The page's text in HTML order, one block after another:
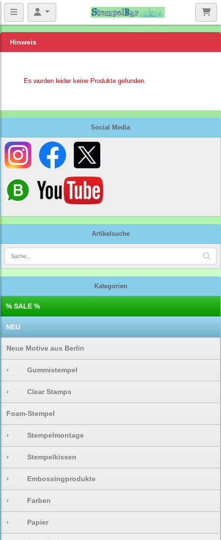
Social Media
Artikelsuche
Kategorien
% SALE %
NEU
Neue Motive aus Berlin
› Gummistempel
› Clear Stamps
Foam-Stempel
› Stempelmontage
› Stempelkissen
› Embossingprodukte
› Farben
› Papier
Hinweis
Es wurden leider keine Produkte gefunden.